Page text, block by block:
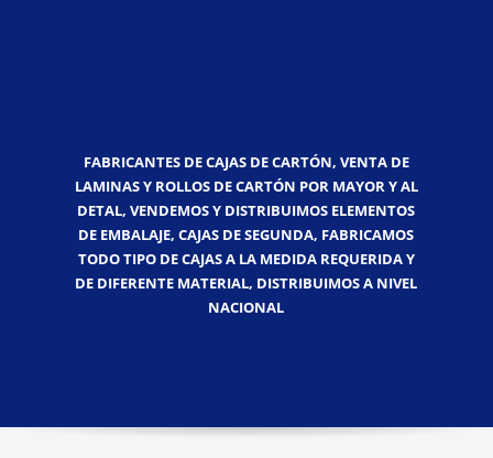
FABRICANTES DE CAJAS DE CARTÓN, VENTA DE
LAMINAS Y ROLLOS DE CARTÓN POR MAYOR Y AL
DETAL, VENDEMOS Y DISTRIBUIMOS ELEMENTOS
DE EMBALAJE, CAJAS DE SEGUNDA, FABRICAMOS
TODO TIPO DE CAJAS A LA MEDIDA REQUERIDA Y
DE DIFERENTE MATERIAL, DISTRIBUIMOS A NIVEL
NACIONAL